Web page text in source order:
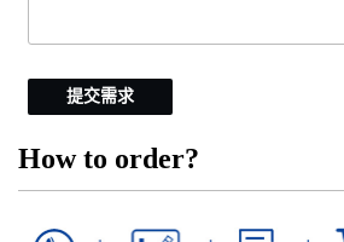
提交需求
How to order?